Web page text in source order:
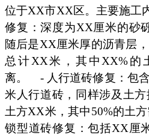
位于XX市XX区。主要施工
修复：深度为XX厘米的砂
随后是XX厘米厚的沥青层
总计XX米，其中XX%的
离。
- 人行道砖修复：包
米人行道砖，同样涉及土
土方XX米，其中50%的土方
锁型道砖修复：包括XX厘